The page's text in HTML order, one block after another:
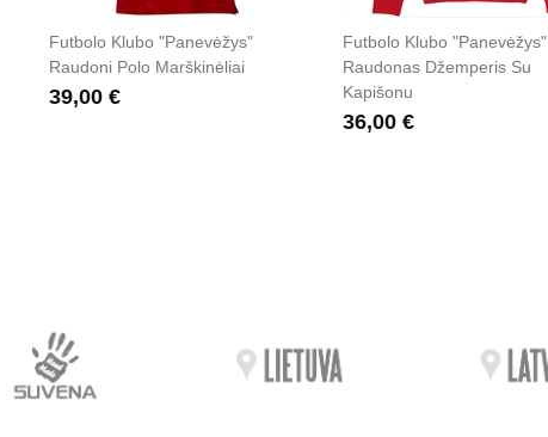
Futbolo Klubo "Panevėžys"
Raudoni Polo Marškinėliai
39,00 €
Futbolo Klubo "Panevėžys"
Raudonas Džemperis Su
Kapišonu
36,00 €